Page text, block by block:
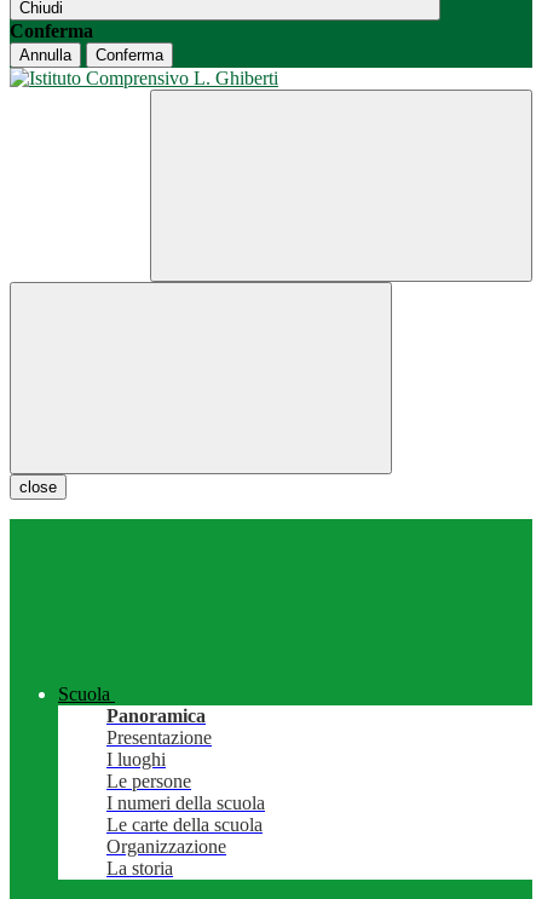
Chiudi
Conferma
Annulla Conferma
close
Scuola
Panoramica
Presentazione
I luoghi
Le persone
I numeri della scuola
Le carte della scuola
Organizzazione
La storia